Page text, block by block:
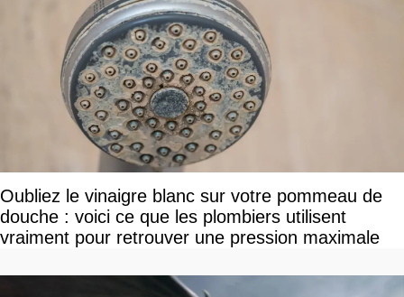
Oubliez le vinaigre blanc sur votre pommeau de
douche : voici ce que les plombiers utilisent
vraiment pour retrouver une pression maximale